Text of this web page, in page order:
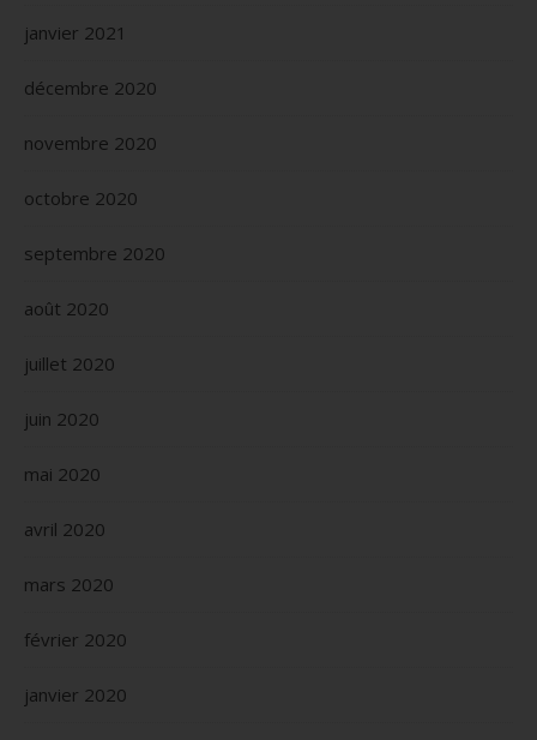
janvier 2021
décembre 2020
novembre 2020
octobre 2020
septembre 2020
août 2020
juillet 2020
juin 2020
mai 2020
avril 2020
mars 2020
février 2020
janvier 2020